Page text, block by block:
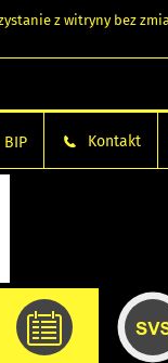
z witryny bez
BIP Kontakt